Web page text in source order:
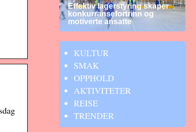
Effektiv lagerstyring skaper
konkurransefortrinn og
motiverte ansatte
KULTUR
SMAK
OPPHOLD
AKTIVITETER
REISE
TRENDER